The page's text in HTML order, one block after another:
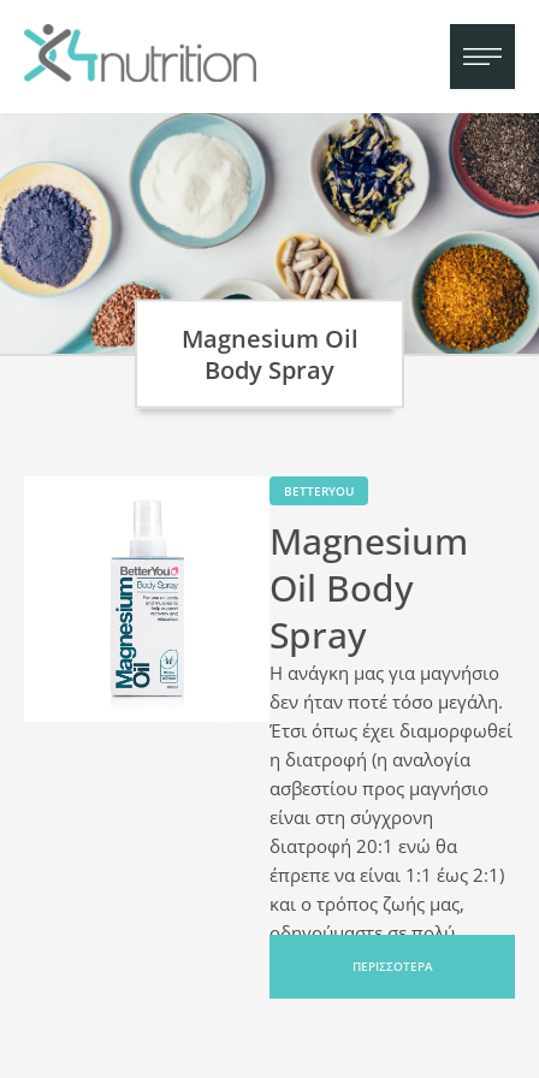
Magnesium Oil
Body Spray
BETTERYOU
Magnesium
Oil Body
Spray
Η ανάγκη μας για μαγνήσιο
δεν ήταν ποτέ τόσο μεγάλη.
Έτσι όπως έχει διαμορφωθεί
η διατροφή (η αναλογία
ασβεστίου προς μαγνήσιο
είναι στη σύγχρονη
διατροφή 20:1 ενώ θα
έπρεπε να είναι 1:1 έως 2:1)
και ο τρόπος ζωής μας,
οδηγούμαστε σε πολύ
χαμηλή πρόσληψη
ΠΕΡΙΣΣΟΤΕΡΑ